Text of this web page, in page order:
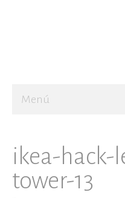
Menú
JUGAR
CREAR
ikea-hack-
tower-13